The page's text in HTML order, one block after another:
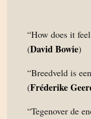
“How does it
(David Bowie)
“Breedveld is
(Fréderike
“Tegenover de